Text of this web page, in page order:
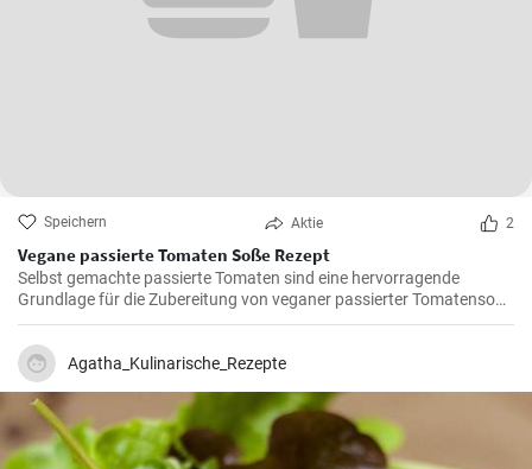
Speichern Aktie 2
Vegane passierte Tomaten Soße Rezept
Selbst gemachte passierte Tomaten sind eine hervorragende
Grundlage für die Zubereitung von veganer passierter Tomatensoße
oder Tomatensuppe.
Agatha_Kulinarische_Rezepte